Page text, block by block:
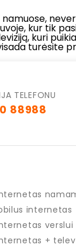
kur tik
kuri
turėsite
TELEFONU
88988
internetas
verslui
+